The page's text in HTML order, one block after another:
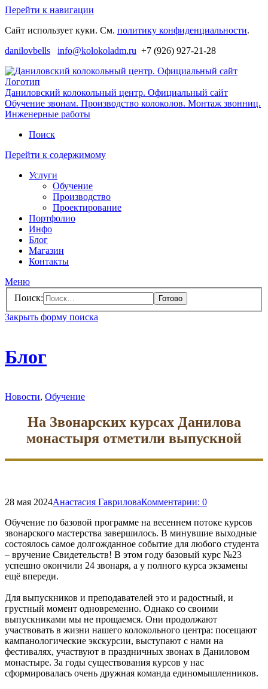
Перейти к навигации
Сайт использует куки. См. политику конфиденциальности.
danilovbells
info@kolokoladm.ru +7 (926) 927-21-28
Даниловский колокольный центр. Официальный сайт
Обучение звонам. Производство колоколов. Монтаж звонниц.
Инженерные работы
Поиск
Перейти к содержимому
Услуги
Обучение
Производство
Проектирование
Портфолио
Инфо
Блог
Магазин
Контакты
Меню
Поиск:
Закрыть форму поиска
Блог
Новости, Обучение
На Звонарских курсах Данилова
монастыря отметили выпускной
28 мая 2024Анастасия ГавриловаКомментарии: 0
Обучение по базовой программе на весеннем потоке курсов
звонарского мастерства завершилось. В минувшие выходные
состоялось самое долгожданное событие для любого студента
– вручение Свидетельств! В этом году базовый курс №23
успешно окончили 24 звонаря, а у полного курса экзамены
ещё впереди.
Для выпускников и преподавателей это и радостный, и
грустный момент одновременно. Однако со своими
выпускниками мы не прощаемся. Они продолжают
участвовать в жизни нашего колокольного центра: посещают
кампанологические экскурсии, выступают с нами на
фестивалях, участвуют в праздничных звонах в Даниловом
монастыре. За годы существования курсов у нас
сформировалась очень дружная команда единомышленников.